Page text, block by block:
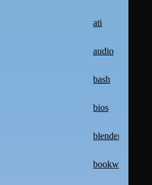
ati
audio
bash
bios
blender
bookworm